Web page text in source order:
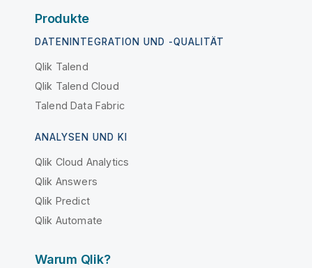
Produkte
DATENINTEGRATION UND -QUALITÄT
Qlik Talend
Qlik Talend Cloud
Talend Data Fabric
ANALYSEN UND KI
Qlik Cloud Analytics
Qlik Answers
Qlik Predict
Qlik Automate
Warum Qlik?